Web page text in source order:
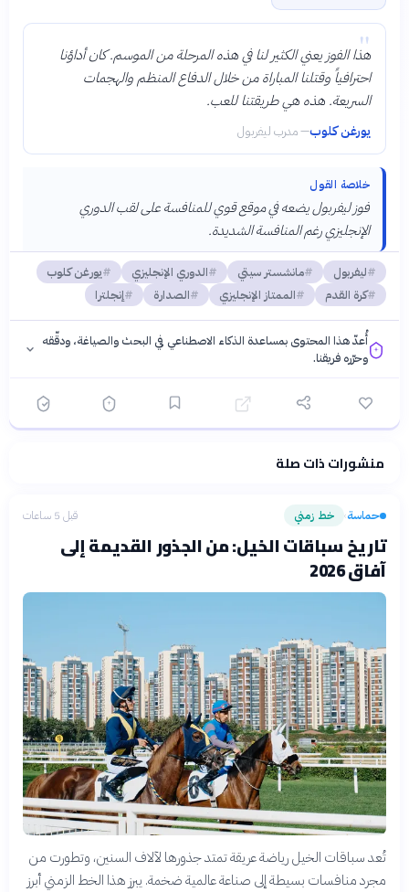
"
هذا الفوز يعني الكثير لنا في هذه المرحلة من الموسم. كان أداؤنا
احترافياً وقتلنا المباراة من خلال الدفاع المنظم والهجمات
السريعة. هذه هي طريقتنا للعب.
يورغن كلوب—مدرب ليفربول
خلاصة القول
فوز ليفربول يضعه في موقع قوي للمنافسة على لقب الدوري
الإنجليزي رغم المنافسة الشديدة.
ليفربول مانشستر سيتي الدوري الإنجليزي
يورغن كلوب
كرة القدم
الممتاز الإنجليزي الصدارة إنجلترا
أُعدّ هذا المحتوى بمساعدة الذكاء الاصطناعي في البحث والصياغة، ودقّقه
وحرّره فريقنا.
فلسفتنا المعرفية· سياسة الذكاء الاصطناعيمنشورات ذات صلة
حماسة› خط زمني قبل 5 ساعات
تاريخ سباقات الخيل: من الجذور القديمة إلى
آفاق 2026
تُعد سباقات الخيل رياضة عريقة تمتد جذورها لآلاف السنين، وتطورت من
مجرد منافسات بسيطة إلى صناعة عالمية ضخمة. يبرز هذا الخط الزمني أبرز